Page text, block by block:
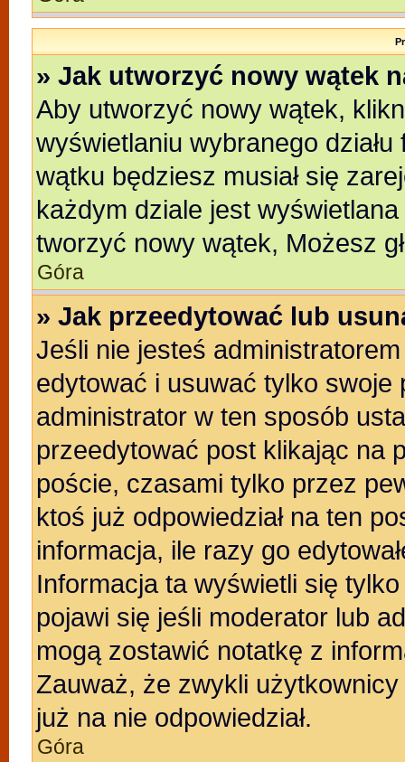
» Jak utworzyć nowy wątek
Aby utworzyć nowy wątek,
wyświetlaniu wybranego
wątku będziesz musiał się
każdym dziale jest
tworzyć nowy wątek, Możesz
Góra
» Jak przeedytować lub
Jeśli nie jesteś
edytować i usuwać tylko swoje
administrator w ten sposób
przeedytować post klikając na
poście, czasami tylko przez
ktoś już odpowiedział na ten
informacja, ile razy go
Informacja ta wyświetli się
pojawi się jeśli moderator lub
mogą zostawić notatkę z
Zauważ, że zwykli
już na nie odpowiedział.
Góra